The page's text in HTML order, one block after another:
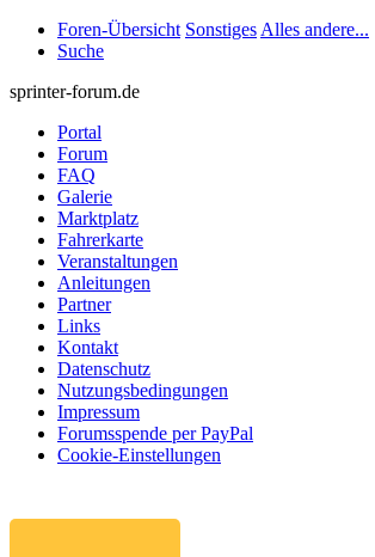
Foren-Übersicht Sonstiges Alles andere...
Suche
sprinter-forum.de
Portal
Forum
FAQ
Galerie
Marktplatz
Fahrerkarte
Veranstaltungen
Anleitungen
Partner
Links
Kontakt
Datenschutz
Nutzungsbedingungen
Impressum
Forumsspende per PayPal
Cookie-Einstellungen